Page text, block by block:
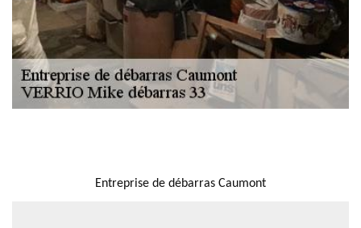
Entreprise de débarras Caumont